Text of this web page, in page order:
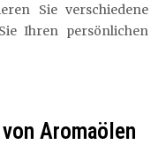
Sie verschiedene
Ihren persönlichen
Aromaölen